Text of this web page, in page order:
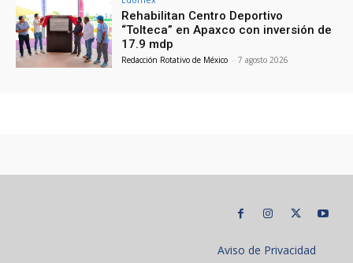
Rehabilitan Centro Deportivo
“Tolteca” en Apaxco con inversión de
17.9 mdp
Redacción Rotativo de México - 7 agosto 2026
Aviso de Privacidad